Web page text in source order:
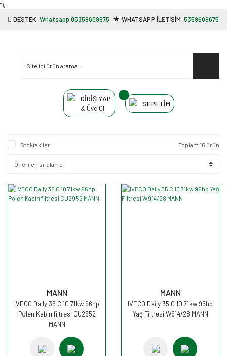
"');
DESTEK Whatsapp 05359609675 WHATSAPP İLETİŞİM 5359609675
GİRİŞ YAP
& Üye Ol
SEPETİM
Stoktakiler Toplam 16 ürün
MANN
IVECO Daily 35 C 10 71kw 96hp
Polen Kabin filtresi CU2952
MANN
MANN
IVECO Daily 35 C 10 71kw 96hp
Yağ Filtresi W914/28 MANN